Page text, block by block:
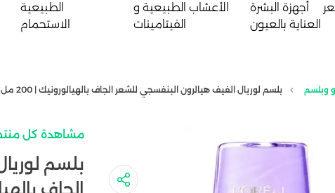
أجهزة البشرة
العناية بالعيون
الأعشاب الطبيعية و
الفيتامينات
الطبيعية
الاستحمام
وبلسم بلسم لوريال الفيف هيالرون البنفسجي للشعر الجاف بالهيالورونيك | 200 مل
مشاهدة كل
بلسم